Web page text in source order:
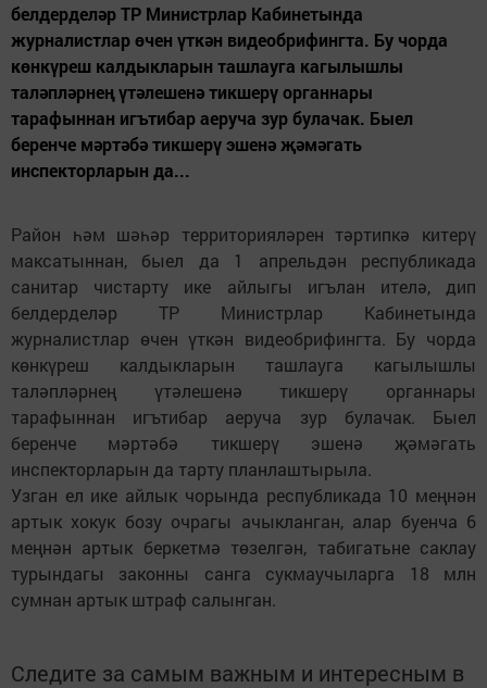
белдерделәр ТР Министрлар Кабинетында
журналистлар өчен үткән видеобрифингта. Бу чорда
көнкүреш калдыкларын ташлауга кагылышлы
таләпләрнең үтәлешенә тикшерү органнары
тарафыннан игътибар аеруча зур булачак. Быел
беренче мәртәбә тикшерү эшенә җәмәгать
инспекторларын да...
Район һәм шәһәр территорияләрен тәртипкә китерү
максатыннан, быел да 1 апрельдән республикада
санитар чистарту ике айлыгы игълан ителә, дип
белдерделәр ТР Министрлар Кабинетында
журналистлар өчен үткән видеобрифингта. Бу чорда
көнкүреш калдыкларын ташлауга кагылышлы
таләпләрнең үтәлешенә тикшерү органнары
тарафыннан игътибар аеруча зур булачак. Быел
беренче мәртәбә тикшерү эшенә җәмәгать
инспекторларын да тарту планлаштырыла.
Узган ел ике айлык чорында республикада 10 меңнән
артык хокук бозу очрагы ачыкланган, алар буенча 6
меңнән артык беркетмә төзелгән, табигатьне саклау
турындагы законны санга сукмаучыларга 18 млн
сумнан артык штраф салынган.
Следите за самым важным и интересным в